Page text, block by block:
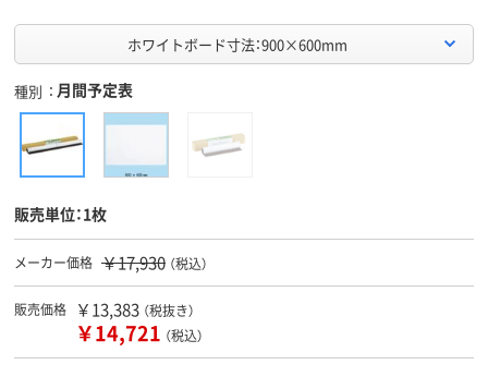
ホワイトボード寸法：900×600mm
種別 月間予定表
販売単位：1枚
メーカー価格 ￥17,930 （税込）
販売価格 ￥13,383 （税抜き）
￥14,721 （税込）